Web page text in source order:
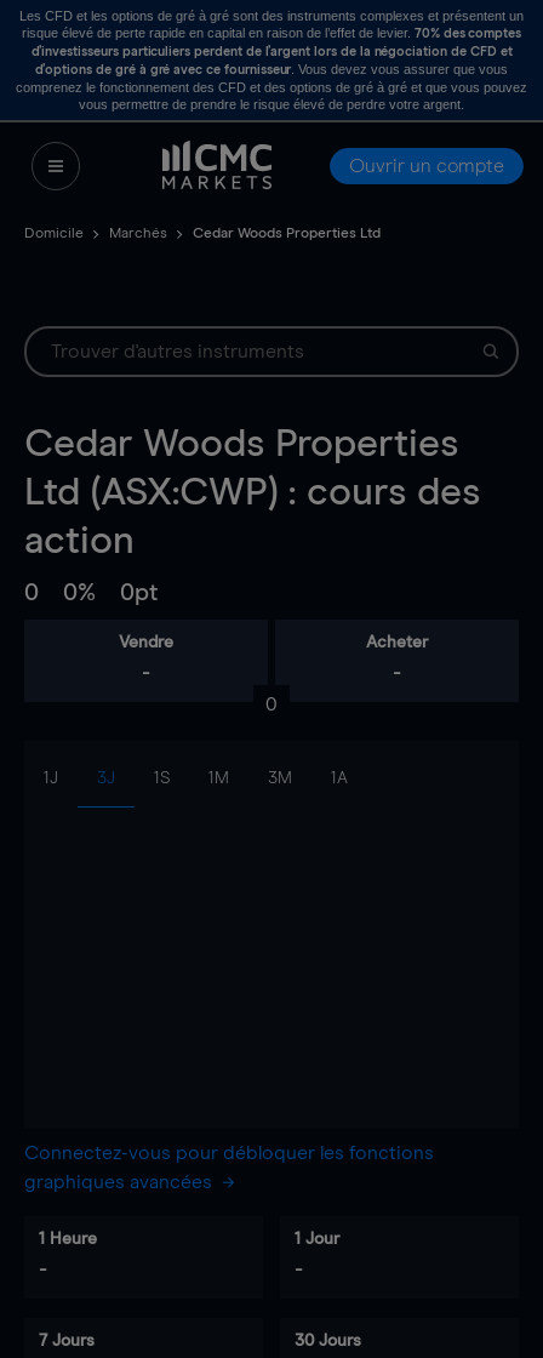
Les CFD et les options de gré à gré sont des instruments complexes et présentent un
risque élevé de perte rapide en capital en raison de l’effet de levier. 70% des comptes
d’investisseurs particuliers perdent de l’argent lors de la négociation de CFD et
d’options de gré à gré avec ce fournisseur . Vous devez vous assurer que vous
comprenez le fonctionnement des CFD et des options de gré à gré et que vous pouvez
vous permettre de prendre le risque élevé de perdre votre argent.
Ouvrir un compte
Domicile Marchés Cedar Woods Properties Ltd
Cedar Woods Properties
Ltd (ASX:CWP) : cours des
action
0 0% 0pt
Vendre
-
Acheter
-
0
1J 3J 1S 1M 3M 1A
Connectez-vous pour débloquer les fonctions
graphiques avancées
1 Heure
-
1 Jour
-
7 Jours 30 Jours